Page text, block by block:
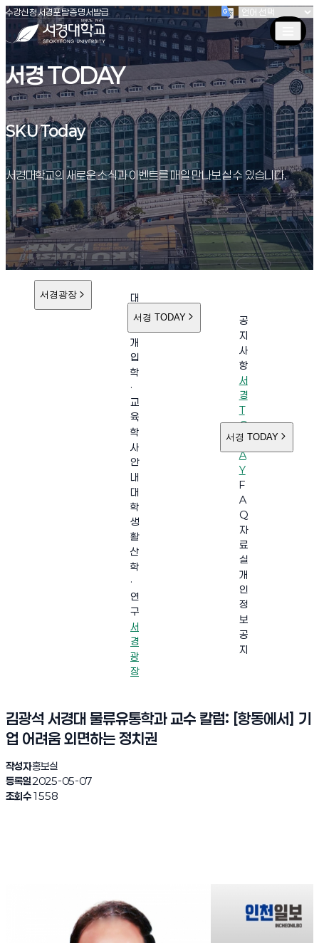
서경대학교
수강신청(새창 열림)
서경포탈(새창 열림)
증명서발급(새창 열림)
서경 TODAY
SKU Today
SKU Today
서경대학교의 새로운 소식과 이벤트를 매일 만나보실 수 있습니다.
서경광장
대
학
개
입
학
·
교
육
학
사
안
내
대
학
생
활
산
학
·
연
구
서
경
광
장
서경 TODAY
공
지
사
항
서
경
T
O
D
A
Y
F
A
Q
자
료
실
개
인
정
보
공
지
서경 TODAY
김광석 서경대 물류유통학과 교수 칼럼: [항동에서] 기
업 어려움 외면하는 정치권
작성자홍보실
등록일2025-05-07
조회수1558